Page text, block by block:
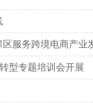
服务跨境电商产业
型专题培训会开展